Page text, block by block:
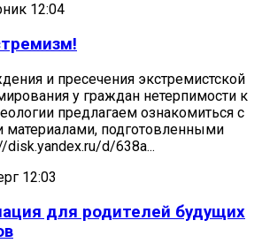
12:04
и пресечения экстремистской
у граждан нетерпимости к
предлагаем ознакомиться с
подготовленными
d/638a...
12:03
для родителей будущих